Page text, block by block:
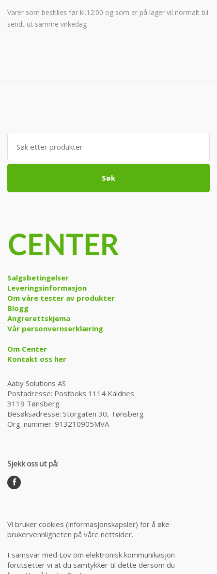
Varer som bestilles før kl.12:00 og som er på lager vil normalt bli
sendt ut samme virkedag
Søk
etter:
Søk
Salgsbetingelser
Leveringsinformasjon
Om våre tester av produkter
Blogg
Angrerettskjema
Vår personvernserklæring
Om Center
Kontakt oss her
Aaby Solutions AS
Postadresse: Postboks 1114 Kaldnes
3119 Tønsberg
Besøksadresse: Storgaten 30, Tønsberg
Org. nummer: 913210905MVA
Sjekk oss ut på:
Vi bruker cookies (informasjonskapsler) for å øke
brukervennligheten på våre nettsider.
I samsvar med Lov om elektronisk kommunikasjon
forutsetter vi at du samtykker til dette dersom du